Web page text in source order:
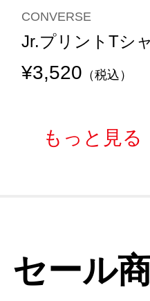
CONVERSE
Jr.プリントTシ
¥3,520 （税込）
もっと見る
セール